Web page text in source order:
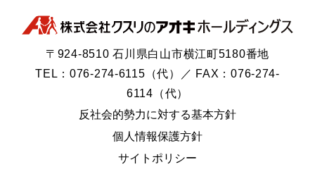
〒924-8510 石川県白山市横江町5180番地
TEL：076-274-6115（代）／ FAX：076-274-
6114（代）
反社会的勢力に対する基本方針
個人情報保護方針
サイトポリシー